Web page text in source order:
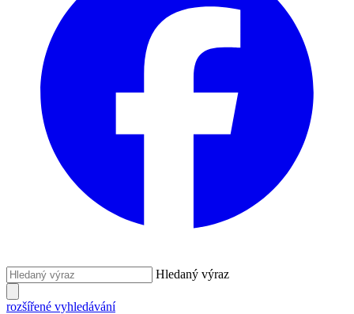
Hledaný výraz
rozšířené vyhledávání